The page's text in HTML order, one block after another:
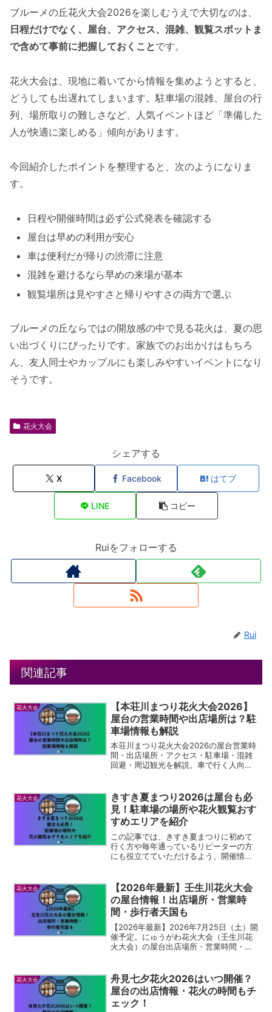
ブルーメの丘花火大会2026を楽しむうえで大切なのは、
日程だけでなく、屋台、アクセス、混雑、観覧スポットま
で含めて事前に把握しておくことです。
花火大会は、現地に着いてから情報を集めようとすると、
どうしても出遅れてしまいます。駐車場の混雑、屋台の行
列、場所取りの難しさなど、人気イベントほど「準備した
人が快適に楽しめる」傾向があります。
今回紹介したポイントを整理すると、次のようになりま
す。
日程や開催時間は必ず公式発表を確認する
屋台は早めの利用が安心
車は便利だが帰りの渋滞に注意
混雑を避けるなら早めの来場が基本
観覧場所は見やすさと帰りやすさの両方で選ぶ
ブルーメの丘ならではの開放感の中で見る花火は、夏の思
い出づくりにぴったりです。家族でのお出かけはもちろ
ん、友人同士やカップルにも楽しみやすいイベントになり
そうです。
花火大会
シェアする
X Facebook はてブ
LINE コピー
Ruiをフォローする
Rui
関連記事
花火大会
【本荘川まつり花火大会2026】
屋台の営業時間や出店場所は？駐
車場情報も解説
本荘川まつり花火大会2026の屋台営業時
間・出店場所・アクセス・駐車場・混雑
回避・周辺観光を解説。車で行く人向け
花火大会
きすき夏まつり2026は屋台も必
見！駐車場の場所や花火観覧おす
すめエリアを紹介
この記事では、きすき夏まつりに初めて
行く方や毎年通っているリピーターの方
にも役立てていただけるよう、開催情報
とめました。
花火大会
【2026年最新】壬生川花火大会
の屋台情報！出店場所・営業時
間・歩行者天国も
【2026年最新】2026年7月25日（土）開
催予定。にゅうがわ花火大会（壬生川花
火大会）の屋台出店場所・営業時間・歩
報を事前にチェックして、愛媛・西条の
夏祭りを満喫しましょう！
花火大会
舟見七夕花火2026はいつ開催？
屋台の出店情報・花火の時間もチ
ェック！